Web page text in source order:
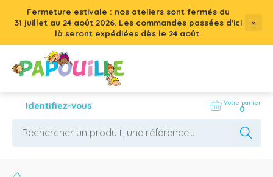
Fermeture estivale : nos ateliers sont fermés du
31 juillet au 24 août 2026. Les commandes passées d'ici
là seront expédiées dès le 24 août.
×
Identifiez-vous Votre panier
0